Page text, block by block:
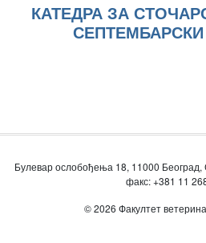
КАТЕДРА ЗА
СЕПТЕМБАРСКИ
Булевар ослобођења 18, 11000 Београд,
факс: +381 11
© 2026 Факултет